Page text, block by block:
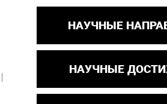
НАУЧНЫЕ
НАУЧНЫЕ